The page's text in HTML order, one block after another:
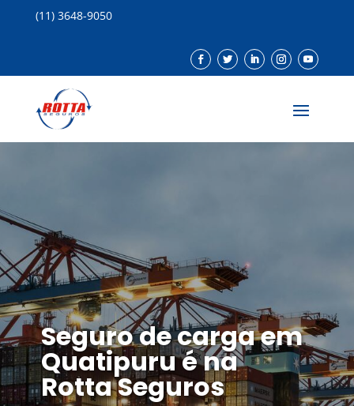
(11) 3648-9050
Seguro de carga em
Quatipuru é na
Rotta Seguros